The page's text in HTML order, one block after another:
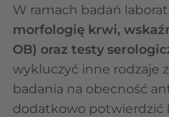
W ramach badań
morfologię krwi,
OB) oraz testy
wykluczyć inne rodzaje
badania na obecność
dodatkowo potwierdzić